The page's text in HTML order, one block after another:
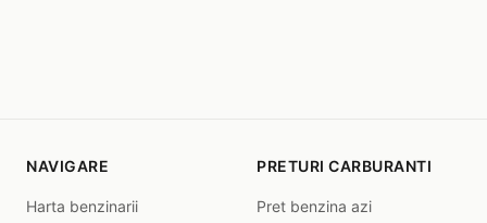
NAVIGARE
Harta benzinarii
PRETURI CARBURANTI
Pret benzina azi